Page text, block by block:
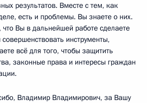
результатов. Вместе с тем, как
есть и проблемы. Вы знаете о них.
что Вы в дальнейшей работе сделаете
совершенствовать инструменты,
всё для того, чтобы защитить
законные права и интересы граждан
Владимир Владимирович, за Вашу